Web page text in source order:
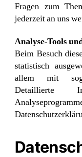
Fragen zum
jederzeit an uns
Analyse-Tools
Beim Besuch
statistisch
allem mit
Detaillierte